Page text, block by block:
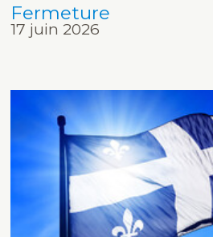
Fermeture
17 juin 2026